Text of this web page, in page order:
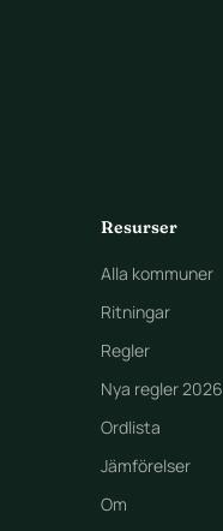
Resurser
Alla kommuner
Ritningar
Regler
Nya regler 2026
Ordlista
Jämförelser
Om